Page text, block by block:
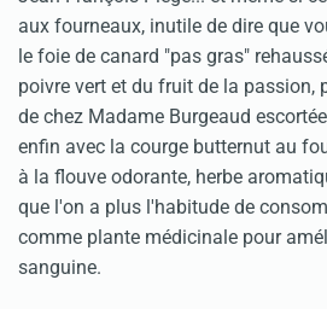
aux fourneaux, inutile de dire que
le foie de canard "pas gras"
poivre vert et du fruit de la passion,
de chez Madame Burgeaud
enfin avec la courge butternut au
à la flouve odorante, herbe
que l'on a plus l'habitude de
comme plante médicinale pour
sanguine.